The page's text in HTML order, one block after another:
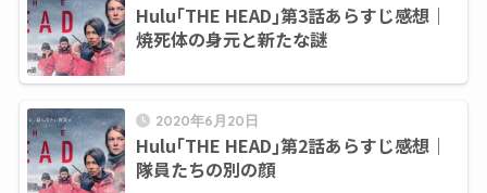
Hulu｢THE HEAD｣第3話あらすじ感想｜
焼死体の身元と新たな謎
2020年6月20日
Hulu｢THE HEAD｣第2話あらすじ感想｜
隊員たちの別の顔